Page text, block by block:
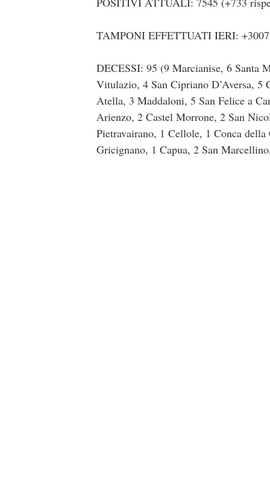
TAMPONI EFFETTUATI IERI: +3007
DECESSI: 95 (9 Marcianise, 6 Santa
Vitulazio, 4 San Cipriano D’Aversa,
Atella, 3 Maddaloni, 5 San Felice a
Arienzo, 2 Castel Morrone, 2 San
Pietravairano, 1 Cellole, 1 Conca
Gricignano, 1 Capua, 2 San